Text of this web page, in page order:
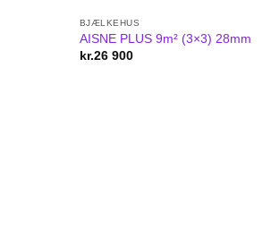
BJÆLKEHUS
AISNE PLUS 9m² (3×3) 28mm
kr.26 900